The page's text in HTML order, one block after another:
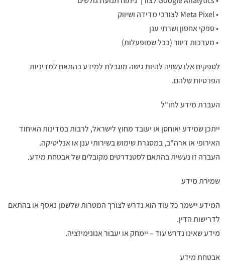
• Meta Pixel לצורכי מדידה ושיווק
• ספקי אחסון ושרתי ענן
• מערכות דיוור (ככל שמופעלות)
לספקים אלו עשויה להיות גישה מוגבלת למידע בהתאם למדיניות
הפרטיות שלהם.
העברת מידע לחו"ל
ייתכן שמידע יאוחסן או יעובד מחוץ לישראל, לרבות במדינות האיחוד
האירופי או ארה"ב, במסגרת שימוש בשירותי ענן או אנליטיקה.
העברה זו נעשית בהתאם לסטנדרטים מקובלים של אבטחת מידע.
שמירת מידע
המידע יישמר כל עוד הוא נדרש לצורך המטרות שלשמן נאסף או בהתאם
לדרישות הדין.
מידע שאינו נדרש עוד – יימחק או יעבור אנונימיזציה.
אבטחת מידע